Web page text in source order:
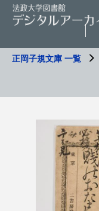
正岡子規文庫 一覧